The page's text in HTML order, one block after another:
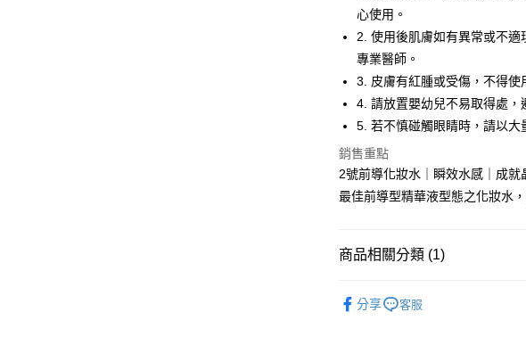
運送方式
全家取貨付款
每筆NT$65，滿NT$1,500(含以
付款後全家取貨
每筆NT$65，滿NT$1,500(含以上
7-11取貨付款
每筆NT$65，滿NT$1,500(含以
每筆NT$65，滿NT$1,500(含以上
心使用。
2. 使用後肌膚如有異常或不
專業醫師。
3. 皮膚有紅腫或受傷，不得使
4. 請放置嬰幼兒不易取得處，
5. 若不慎碰觸眼睛時，請以大
銷售重點
2號前導化妝水｜瞬效水感｜成就
最佳前導型精華液型態之化妝水
商品相關分類 (1)
分享
客服